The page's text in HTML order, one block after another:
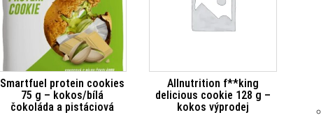
Smartfuel protein cookies
75 g – kokos/bílá
čokoláda a pistáciová
Allnutrition f**king
delicious cookie 128 g –
kokos výprodej